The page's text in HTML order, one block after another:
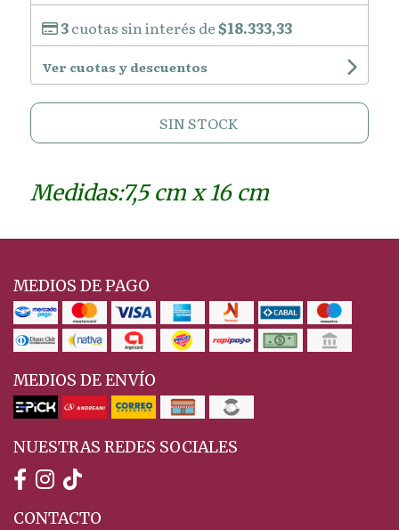
3cuotas sin interés de$18.333,33
Ver cuotas y descuentos
SIN STOCK
Medidas:7,5 cm x 16 cm
MEDIOS DE PAGO
MEDIOS DE ENVÍO
NUESTRAS REDES SOCIALES
CONTACTO